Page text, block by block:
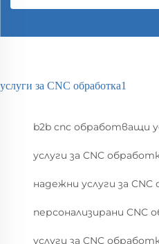
услуги за CNC обработка1
b2b cnc обработващи
услуги за CNC
надежни услуги за
персонализирани CNC
услуги за CNC